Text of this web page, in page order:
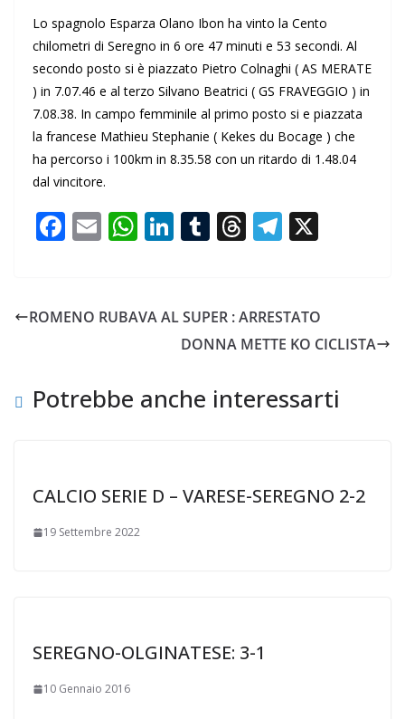
Lo spagnolo Esparza Olano Ibon ha vinto la Cento
chilometri di Seregno in 6 ore 47 minuti e 53 secondi. Al
secondo posto si è piazzato Pietro Colnaghi ( AS MERATE
) in 7.07.46 e al terzo Silvano Beatrici ( GS FRAVEGGIO ) in
7.08.38. In campo femminile al primo posto si e piazzata
la francese Mathieu Stephanie ( Kekes du Bocage ) che
ha percorso i 100km in 8.35.58 con un ritardo di 1.48.04
dal vincitore.
F
b
k
E
l
W
s
p
Li
e
dI
T
bl
r
T
a
d
T
gr
a
ROMENO RUBAVA AL SUPER : ARRESTATO
DONNA METTE KO CICLISTA
Potrebbe anche interessarti
CALCIO SERIE D – VARESE-SEREGNO 2-2
19 Settembre 2022
SEREGNO-OLGINATESE: 3-1
10 Gennaio 2016